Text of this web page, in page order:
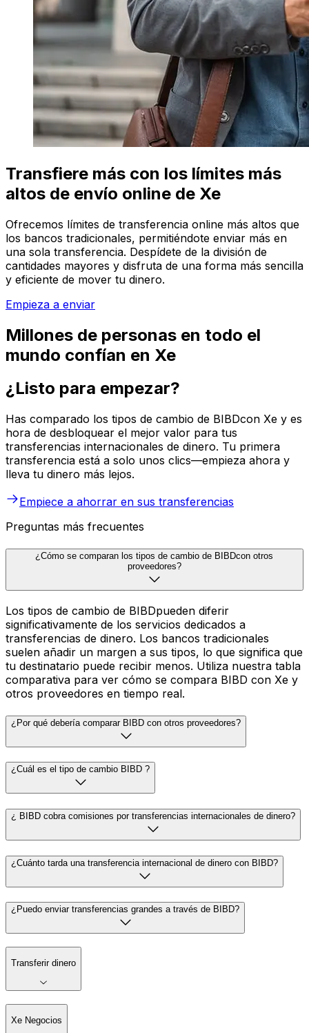
Transfiere más con los límites más
altos de envío online de Xe
Ofrecemos límites de transferencia online más altos que
los bancos tradicionales, permitiéndote enviar más en
una sola transferencia. Despídete de la división de
cantidades mayores y disfruta de una forma más sencilla
y eficiente de mover tu dinero.
Empieza a enviar
Millones de personas en todo el
mundo confían en Xe
¿Listo para empezar?
Has comparado los tipos de cambio de BIBDcon Xe y es
hora de desbloquear el mejor valor para tus
transferencias internacionales de dinero. Tu primera
transferencia está a solo unos clics—empieza ahora y
lleva tu dinero más lejos.
Empiece a ahorrar en sus transferencias
Preguntas más frecuentes
¿Cómo se comparan los tipos de cambio de BIBDcon otros
proveedores?
Los tipos de cambio de BIBDpueden diferir
significativamente de los servicios dedicados a
transferencias de dinero. Los bancos tradicionales
suelen añadir un margen a sus tipos, lo que significa que
tu destinatario puede recibir menos. Utiliza nuestra tabla
comparativa para ver cómo se compara BIBD con Xe y
otros proveedores en tiempo real.
¿Por qué debería comparar BIBD con otros proveedores?
¿Cuál es el tipo de cambio BIBD ?
¿ BIBD cobra comisiones por transferencias internacionales de dinero?
¿Cuánto tarda una transferencia internacional de dinero con BIBD?
¿Puedo enviar transferencias grandes a través de BIBD?
Transferir dinero
Xe Negocios